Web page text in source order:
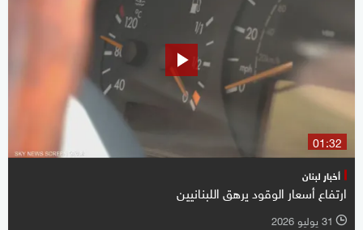
01:32
أخبار لبنان
ارتفاع أسعار الوقود يرهق اللبنانيين
l 31 يوليو 2026